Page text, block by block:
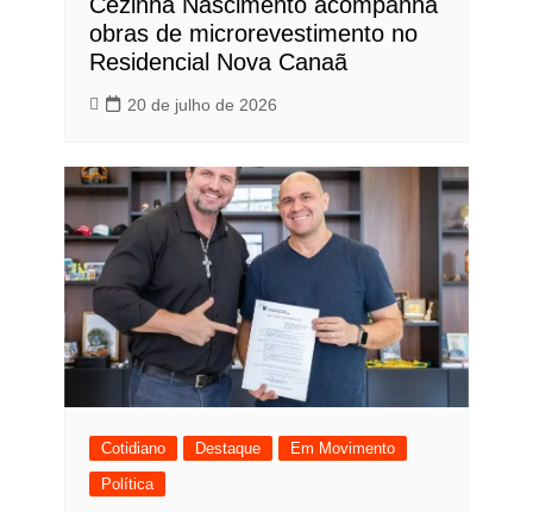
obras de microrevestimento no
Residencial Nova Canaã
20 de julho de 2026
Cotidiano Destaque
Em Movimento
Política